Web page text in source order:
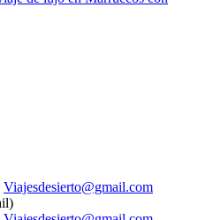
Viajesdesierto@gmail.com